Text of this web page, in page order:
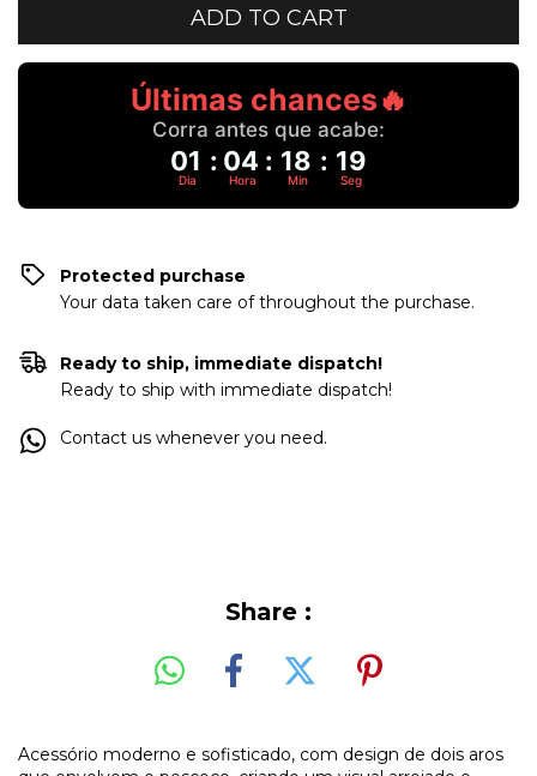
Últimas chances🔥
Corra antes que acabe:
01 : 04 : 18 : 19
Dia Hora Min Seg
Protected purchase
Your data taken care of throughout the purchase.
Ready to ship, immediate dispatch!
Ready to ship with immediate dispatch!
Contact us whenever you need.
Share :
Acessório moderno e sofisticado, com design de dois aros